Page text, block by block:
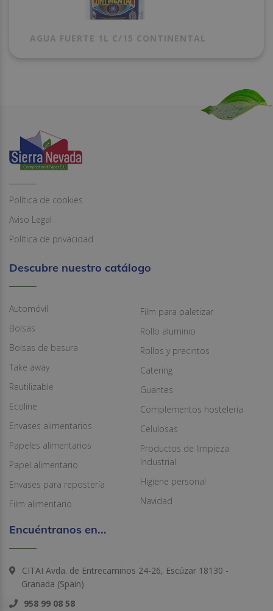
AGUA FUERTE 1L C/15 CONTINENTAL
Política de cookies
Aviso Legal
Política de privacidad
Descubre nuestro catálogo
Automóvil
Bolsas
Bolsas de basura
Take away
Reutilizable
Ecoline
Envases alimentarios
Papeles alimentarios
Papel alimentario
Envases para repostería
Film alimentario
Film para paletizar
Rollo aluminio
Rollos y precintos
Catering
Guantes
Complementos hostelería
Celulosas
Productos de limpieza
Industrial
Higiene personal
Navidad
Encuéntranos en...
CITAI Avda. de Entrecaminos 24-26, Escúzar 18130 -
Granada (Spain)
958 99 08 58